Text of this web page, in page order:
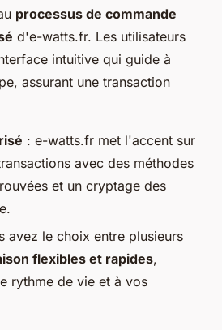
processus de commande
d'e-watts.fr. Les utilisateurs
intuitive qui guide à
assurant une transaction
: e-watts.fr met l'accent sur
avec des méthodes
et un cryptage des
avez le choix entre plusieurs
flexibles et rapides,
rythme de vie et à vos